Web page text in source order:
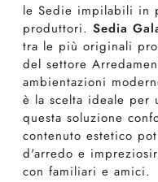
le Sedie impilabili in
produttori. Sedia
tra le più originali
del settore
ambientazioni
è la scelta ideale per
questa soluzione
contenuto estetico
d'arredo e
con familiari e amici.